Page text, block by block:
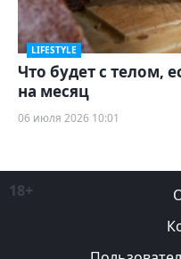
LIFESTYLE
Что будет с телом,
на месяц
06 июля 2026 10:01
18+